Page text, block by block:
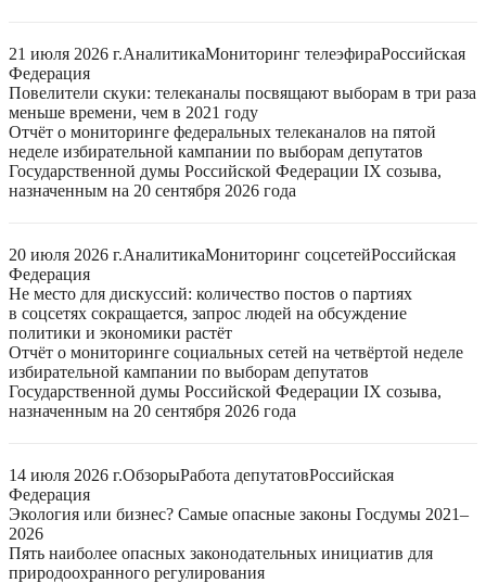
21 июля 2026 г.АналитикаМониторинг телеэфираРоссийская
Федерация
Повелители скуки: телеканалы посвящают выборам в три раза
меньше времени, чем в 2021 году
Отчёт о мониторинге федеральных телеканалов на пятой
неделе избирательной кампании по выборам депутатов
Государственной думы Российской Федерации IX созыва,
назначенным на 20 сентября 2026 года
20 июля 2026 г.АналитикаМониторинг соцсетейРоссийская
Федерация
Не место для дискуссий: количество постов о партиях
в соцсетях сокращается, запрос людей на обсуждение
политики и экономики растёт
Отчёт о мониторинге социальных сетей на четвёртой неделе
избирательной кампании по выборам депутатов
Государственной думы Российской Федерации IX созыва,
назначенным на 20 сентября 2026 года
14 июля 2026 г.ОбзорыРабота депутатовРоссийская
Федерация
Экология или бизнес? Самые опасные законы Госдумы 2021–
2026
Пять наиболее опасных законодательных инициатив для
природоохранного регулирования